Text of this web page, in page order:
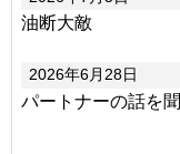
油断大敵
2026年6月28日
パートナーの話を聞